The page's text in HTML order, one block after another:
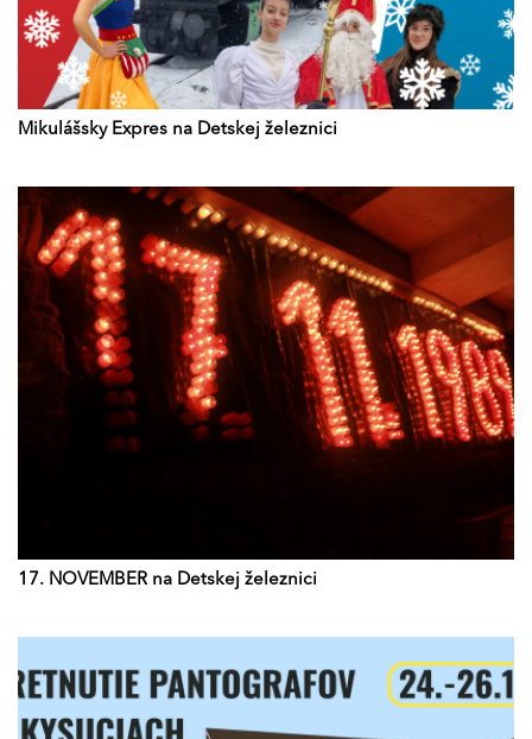
Mikulášsky Expres na Detskej železnici
17. NOVEMBER na Detskej železnici